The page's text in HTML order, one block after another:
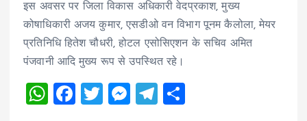
इस अवसर पर जिला विकास अधिकारी वेदप्रकाश, मुख्य
कोषाधिकारी अजय कुमार, एसडीओ वन विभाग पूनम कैलोला, मेयर
प्रतिनिधि हितेश चौधरी, होटल एसोसिएशन के सचिव अमित
पंजवानी आदि मुख्य रूप से उपस्थित रहे।
W
F
T
M
T